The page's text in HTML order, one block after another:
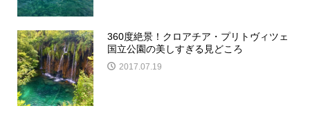
360度絶景！クロアチア・プリトヴィツェ
国立公園の美しすぎる見どころ
2017.07.19